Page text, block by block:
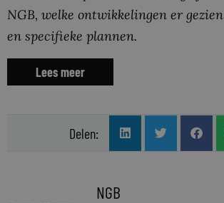
NGB, welke ontwikkelingen er
en specifieke plannen.
Lees meer
Delen:
NGB